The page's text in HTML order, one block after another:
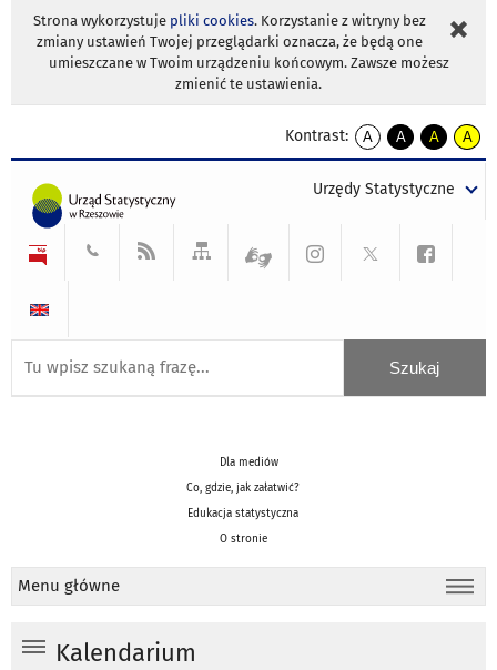
Strona wykorzystuje pliki cookies. Korzystanie z witryny bez
zmiany ustawień Twojej przeglądarki oznacza, że będą one
umieszczane w Twoim urządzeniu końcowym. Zawsze możesz
zmienić te ustawienia.
Kontrast:
A
kontrast
A
kontrast
tekst
czarnym
A
kontrast
tekst
czarnym
A
tekst
żółtym
Urzędy Statystyczne
Dla mediów
Co, gdzie, jak załatwić?
Edukacja statystyczna
O stronie
Menu główne
Kalendarium